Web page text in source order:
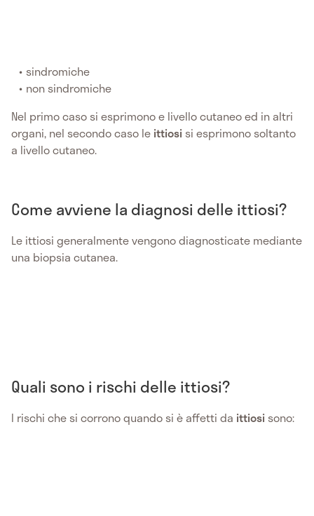
sindromiche
non sindromiche
Nel primo caso si esprimono e livello cutaneo ed in altri
organi, nel secondo caso le ittiosi si esprimono soltanto
a livello cutaneo.
Come avviene la diagnosi delle ittiosi?
Le ittiosi generalmente vengono diagnosticate mediante
una biopsia cutanea.
Quali sono i rischi delle ittiosi?
I rischi che si corrono quando si è affetti da ittiosi sono: